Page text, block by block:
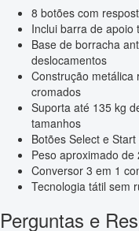
8 botões com
Inclui barra de apoio
Base de borracha
deslocamentos
Construção metálica
cromados
Suporta até 135 kg
tamanhos
Botões Select e
Peso aproximado
Conversor 3 em 1
Tecnologia tátil sem
Perguntas e